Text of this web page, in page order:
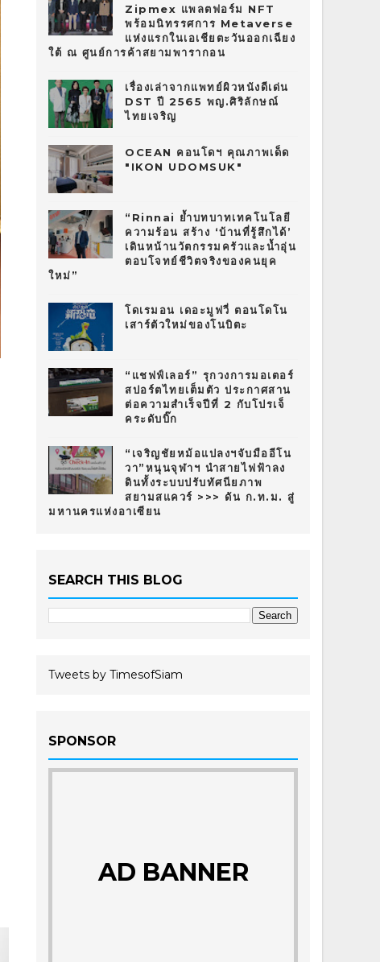
Zipmex แพลตฟอร์ม NFT
พร้อมนิทรรศการ Metaverse
แห่งแรกในเอเชียตะวันออกเฉียง
ใต้ ณ ศูนย์การค้าสยามพารากอน
เรื่องเล่าจากแพทย์ผิวหนังดีเด่น
DST ปี 2565 พญ.ศิริลักษณ์
ไทยเจริญ
OCEAN คอนโดฯ คุณภาพเด็ด
"IKON UDOMSUK"
“Rinnai ย้ำบทบาทเทคโนโลยี
ความร้อน สร้าง ‘บ้านที่รู้สึกได้’
เดินหน้านวัตกรรมครัวและน้ำอุ่น
ตอบโจทย์ชีวิตจริงของคนยุค
ใหม่”
โดเรมอน เดอะมูฟวี่ ตอนโดโน
เสาร์ตัวใหม่ของโนบิตะ
“แชฟฟ์เลอร์” รุกวงการมอเตอร์
สปอร์ตไทยเต็มตัว ประกาศสาน
ต่อความสำเร็จปีที่ 2 กับโปรเจ็
คระดับบิ๊ก
“เจริญชัยหม้อแปลงฯจับมืออีโน
วา”หนุนจุฬาฯ นำสายไฟฟ้าลง
ดินทั้งระบบปรับทัศนียภาพ
สยามสแควร์ >>> ดัน ก.ท.ม. สู่
มหานครแห่งอาเซียน
SEARCH THIS BLOG
Tweets by TimesofSiam
SPONSOR
AD BANNER